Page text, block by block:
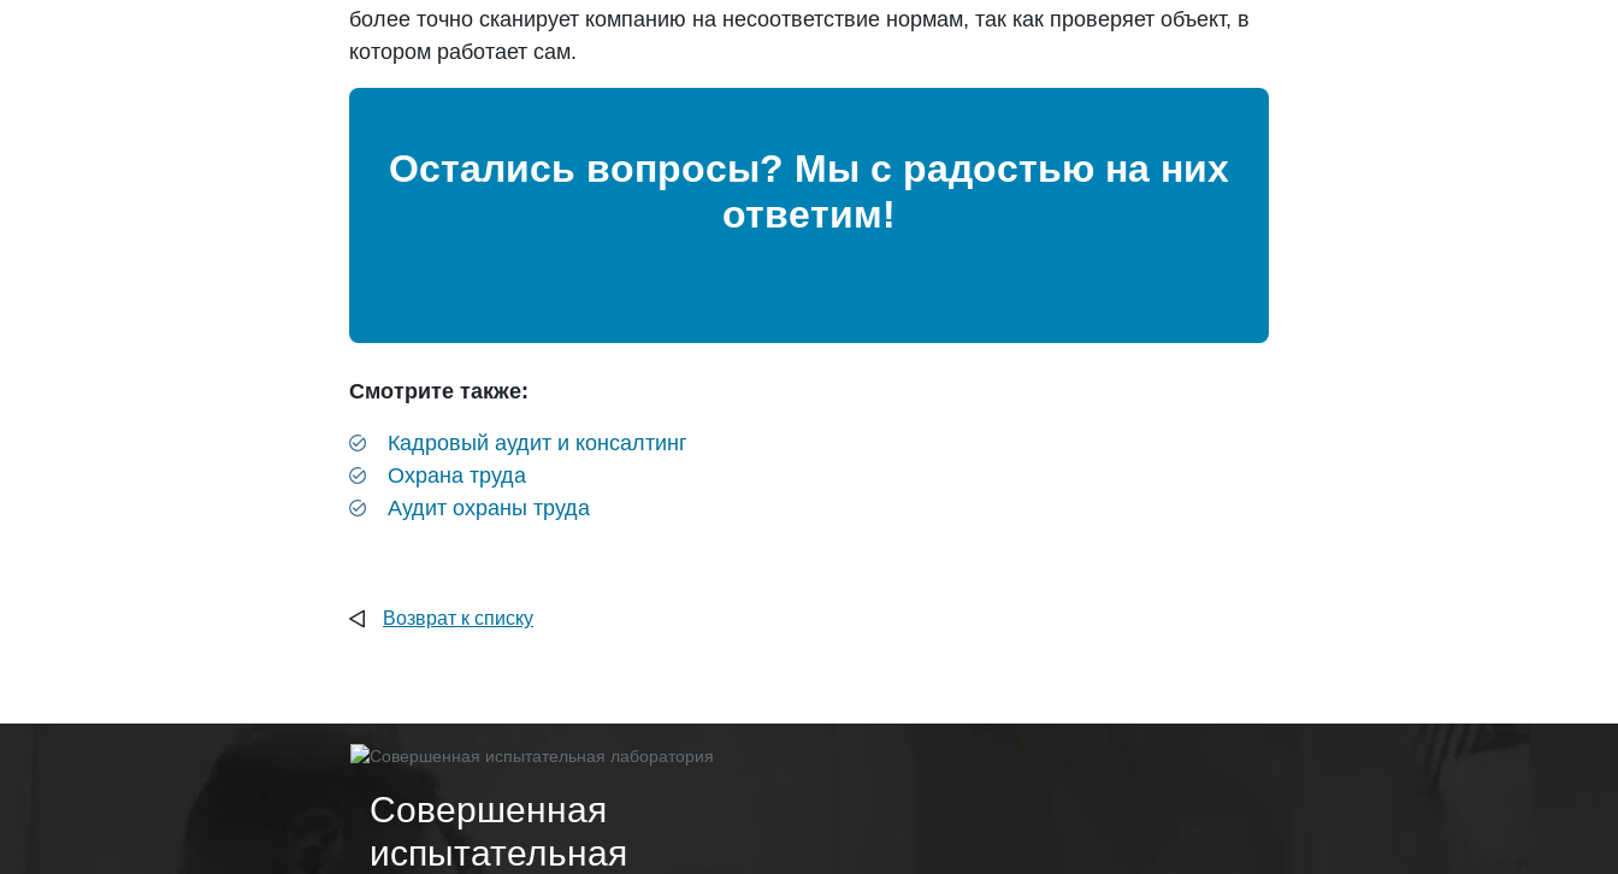
более точно сканирует компанию на несоответствие нормам, так как проверяет объект, в
котором работает сам.
Остались вопросы? Мы с радостью на них
ответим!
Смотрите также:
Кадровый аудит и консалтинг
Охрана труда
Аудит охраны труда
Возврат к списку
Совершенная
испытательная